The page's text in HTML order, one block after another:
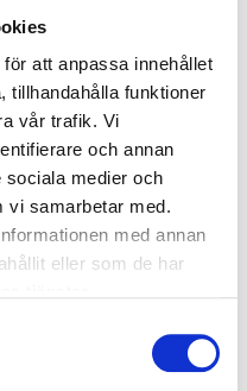
att anpassa innehållet
tillhandahålla funktioner
vår trafik. Vi
och annan
sociala medier och
vi samarbetar med.
med annan
eller som de har
uppkragad PTFE.
anslutningarna, men
omflätning men
endast slang med
i antistatiskt
...